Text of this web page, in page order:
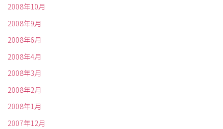
2008年10月
2008年9月
2008年6月
2008年4月
2008年3月
2008年2月
2008年1月
2007年12月